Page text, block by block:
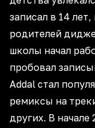
записал в 14
родителей
школы начал
пробовал
Addal стал
ремиксы на
других. В начале